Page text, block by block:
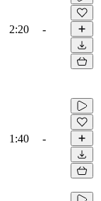
2:20 -
1:40 -